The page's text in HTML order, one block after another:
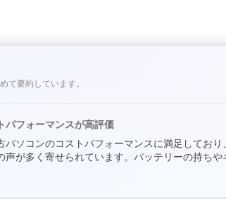
て要約しています。
パフォーマンスが高評価
パソコンのコストパフォーマンスに満足してお
声が多く寄せられています。バッテリーの持ち